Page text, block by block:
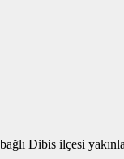
Dibis ilçesi